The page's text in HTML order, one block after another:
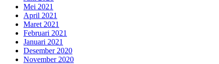
Mei 2021
April 2021
Maret 2021
Februari 2021
Januari 2021
Desember 2020
November 2020